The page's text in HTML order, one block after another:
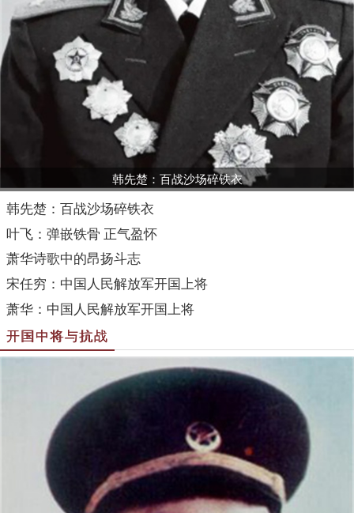
韩先楚：百战沙场碎铁衣
韩先楚：百战沙场碎铁衣
叶飞：弹嵌铁骨 正气盈怀
萧华诗歌中的昂扬斗志
宋任穷：中国人民解放军开国上将
萧华：中国人民解放军开国上将
开国中将与抗战